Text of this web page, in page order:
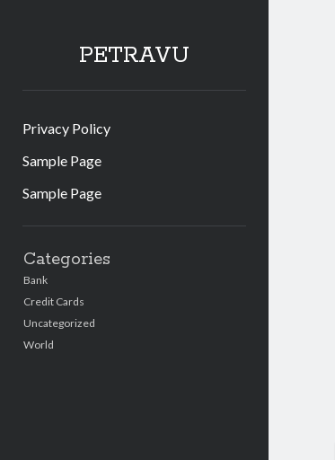
PETRAVU
Privacy Policy
Sample Page
Sample Page
Categories
Bank
Credit Cards
Uncategorized
World